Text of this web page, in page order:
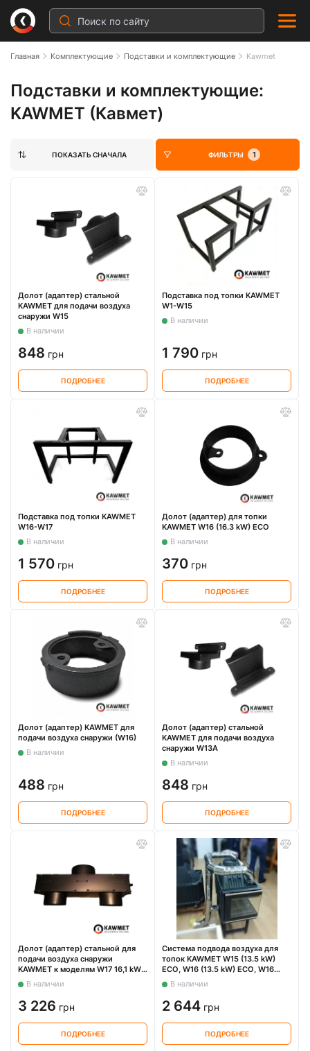
Главная Комплектующие Подставки и комплектующие Kawmet
Подставки и комплектующие:
KAWMET (Кавмет)
ПОКАЗАТЬ СНАЧАЛА ФИЛЬТРЫ 1
Долот (адаптер) стальной
KAWMET для подачи воздуха
снаружи W15
В наличии
848 грн
ПОДРОБНЕЕ
Подставка под топки KAWMET
W1-W15
В наличии
1 790 грн
ПОДРОБНЕЕ
Подставка под топки KAWMET
W16-W17
В наличии
1 570 грн
ПОДРОБНЕЕ
Долот (адаптер) для топки
KAWMET W16 (16.3 kW) ECO
В наличии
370 грн
ПОДРОБНЕЕ
Долот (адаптер) KAWMET для
подачи воздуха снаружи (W16)
В наличии
488 грн
ПОДРОБНЕЕ
Долот (адаптер) стальной
KAWMET для подачи воздуха
снаружи W13A
В наличии
848 грн
ПОДРОБНЕЕ
Долот (адаптер) стальной для
подачи воздуха снаружи
KAWMET к моделям W17 16,1 kW
/ 12,3 kW EKO
В наличии
3 226 грн
ПОДРОБНЕЕ
Система подвода воздуха для
топок KAWMET W15 (13.5 kW)
ECO, W16 (13.5 kW) ECO, W16
LB/PB(13.5 kW) ECO
В наличии
2 644 грн
ПОДРОБНЕЕ